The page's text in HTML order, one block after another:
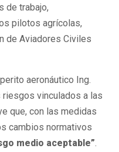
de trabajo,
pilotos agrícolas,
de Aviadores Civiles
aeronáutico Ing.
riesgos vinculados a las
que, con las medidas
cambios normativos
medio aceptable”.